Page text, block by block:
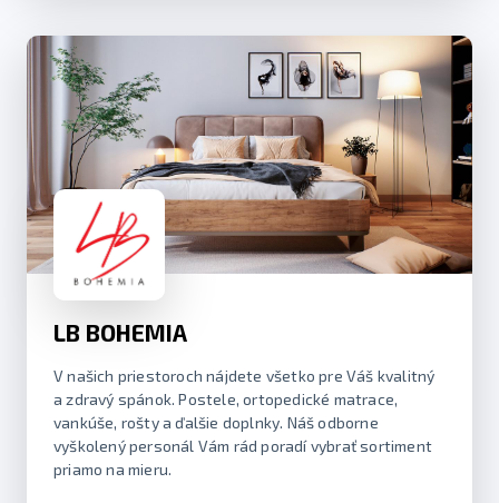
LB BOHEMIA
V našich priestoroch nájdete všetko pre Váš kvalitný
a zdravý spánok. Postele, ortopedické matrace,
vankúše, rošty a ďalšie doplnky. Náš odborne
vyškolený personál Vám rád poradí vybrať sortiment
priamo na mieru.